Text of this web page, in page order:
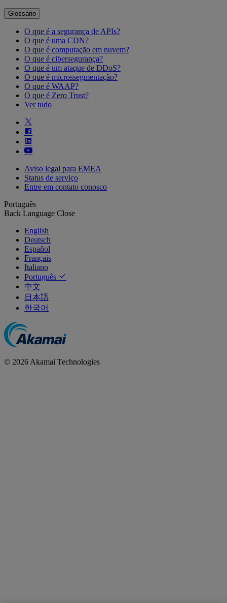
Glossário
O que é a segurança de APIs?
O que é uma CDN?
O que é computação em nuvem?
O que é cibersegurança?
O que é um ataque de DDoS?
O que é microssegmentação?
O que é WAAP?
O que é Zero Trust?
Ver tudo
Aviso legal para EMEA
Status de serviço
Entre em contato conosco
Português
Back Language Close
English
Deutsch
Español
Français
Italiano
Português
中文
日本語
한국어
© 2026 Akamai Technologies